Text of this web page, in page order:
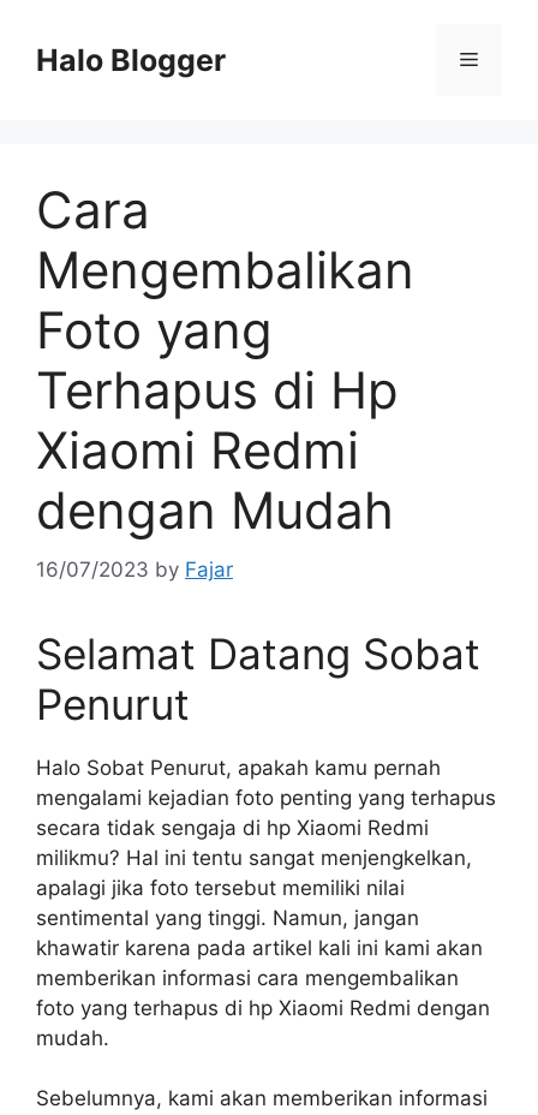
contentHalo Blogger Menu
Cara
Mengembalikan
Foto yang
Terhapus di Hp
Xiaomi Redmi
dengan Mudah
16/07/2023 by Fajar
Selamat Datang Sobat
Penurut
Halo Sobat Penurut, apakah kamu pernah
mengalami kejadian foto penting yang terhapus
secara tidak sengaja di hp Xiaomi Redmi
milikmu? Hal ini tentu sangat menjengkelkan,
apalagi jika foto tersebut memiliki nilai
sentimental yang tinggi. Namun, jangan
khawatir karena pada artikel kali ini kami akan
memberikan informasi cara mengembalikan
foto yang terhapus di hp Xiaomi Redmi dengan
mudah.
Sebelumnya, kami akan memberikan informasi